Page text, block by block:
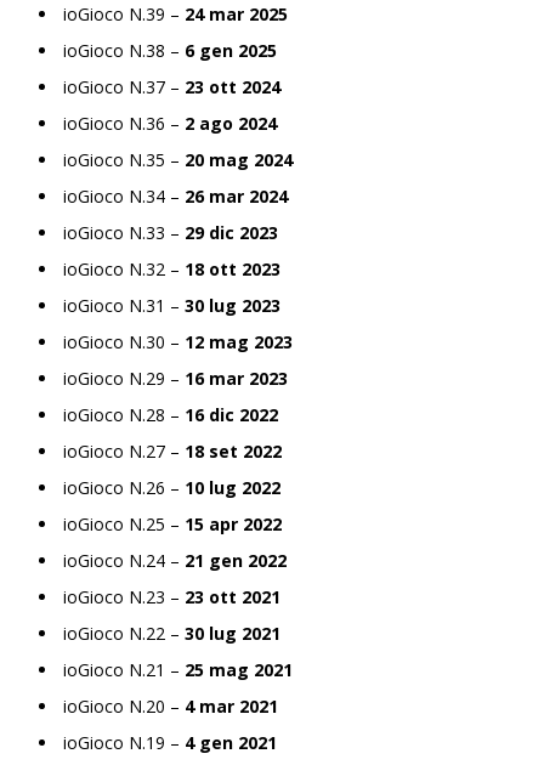
ioGioco N.39 – 24 mar 2025
ioGioco N.38 – 6 gen 2025
ioGioco N.37 – 23 ott 2024
ioGioco N.36 – 2 ago 2024
ioGioco N.35 – 20 mag 2024
ioGioco N.34 – 26 mar 2024
ioGioco N.33 – 29 dic 2023
ioGioco N.32 – 18 ott 2023
ioGioco N.31 – 30 lug 2023
ioGioco N.30 – 12 mag 2023
ioGioco N.29 – 16 mar 2023
ioGioco N.28 – 16 dic 2022
ioGioco N.27 – 18 set 2022
ioGioco N.26 – 10 lug 2022
ioGioco N.25 – 15 apr 2022
ioGioco N.24 – 21 gen 2022
ioGioco N.23 – 23 ott 2021
ioGioco N.22 – 30 lug 2021
ioGioco N.21 – 25 mag 2021
ioGioco N.20 – 4 mar 2021
ioGioco N.19 – 4 gen 2021